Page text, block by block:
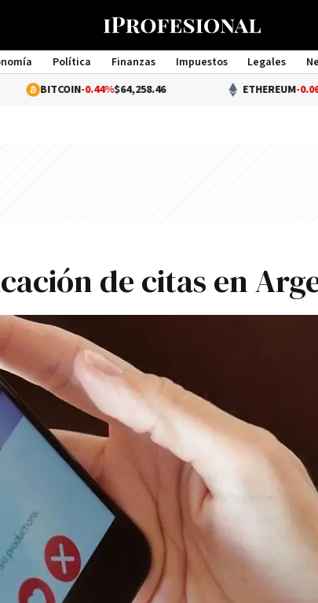
Política Finanzas Impuestos Legales
Management
-0.44%$64,258.46 ETHEREUM-0.06%$1,896.49
de citas en